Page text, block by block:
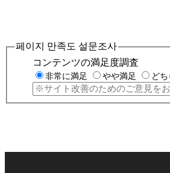
페이지 만족도 설문조사
コンテンツの満足度調査
非常に満足 やや満足 ど